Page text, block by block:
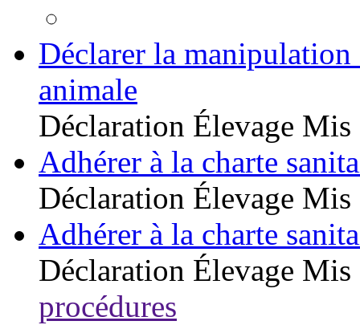
Déclarer la manipulation
animale
Déclaration Élevage Mis
Adhérer à la charte
Déclaration Élevage Mis
Adhérer à la charte
Déclaration Élevage Mis
procédures